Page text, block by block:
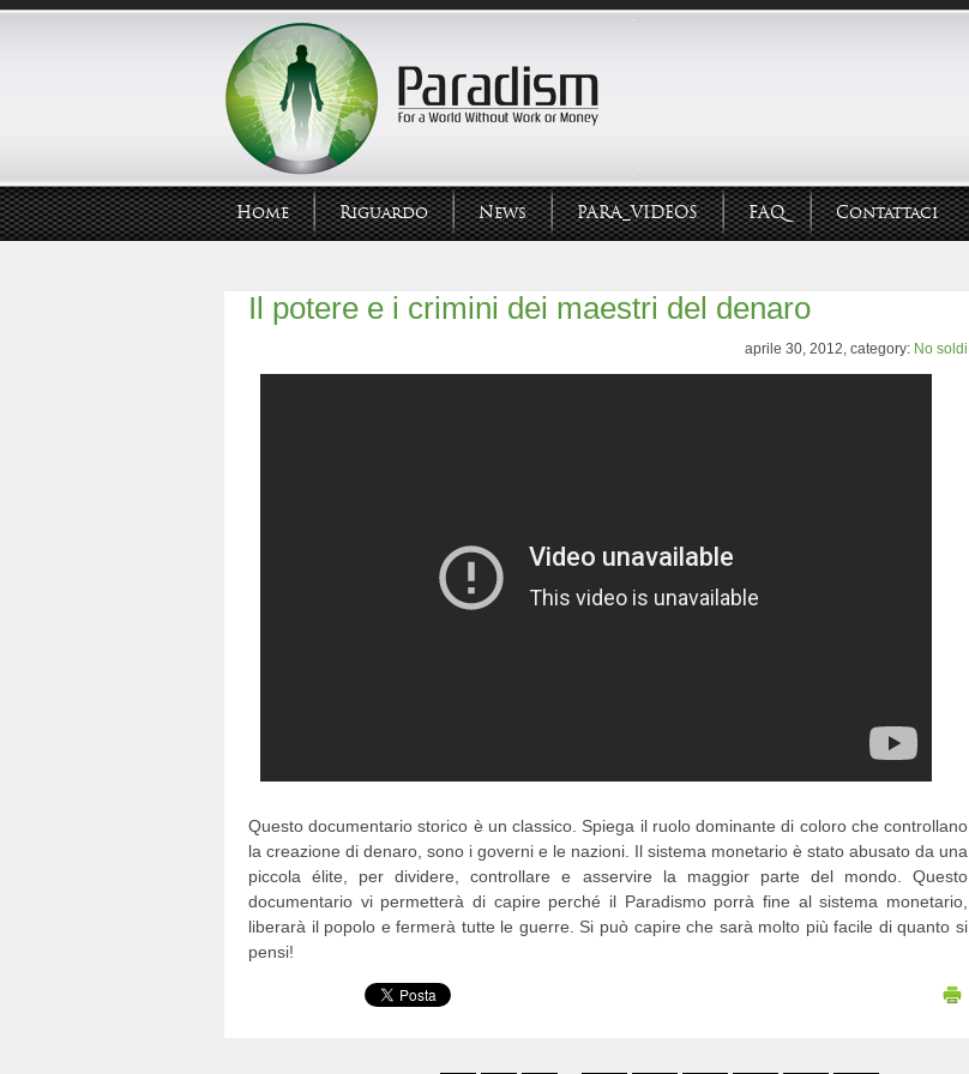
Home Riguardo News PARA_VIDEOS FAQ Contattaci
Il potere e i crimini dei maestri del denaro
aprile 30, 2012, category: No soldi
Questo documentario storico è un classico. Spiega il ruolo dominante di coloro che controllano
la creazione di denaro, sono i governi e le nazioni. Il sistema monetario è stato abusato da una
piccola élite, per dividere, controllare e asservire la maggior parte del mondo. Questo
documentario vi permetterà di capire perché il Paradismo porrà fine al sistema monetario,
liberarà il popolo e fermerà tutte le guerre. Si può capire che sarà molto più facile di quanto si
pensi!